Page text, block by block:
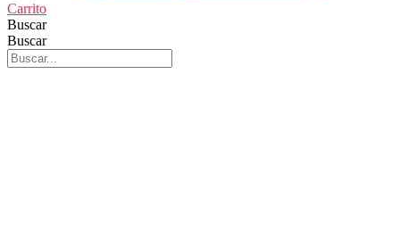
Carrito
Buscar
Buscar